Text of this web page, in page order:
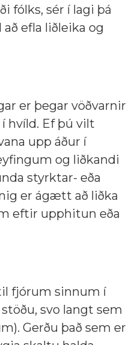
fólks, sér í lagi þá
efla liðleika og
er þegar vöðvarnir
hvíld. Ef þú vilt
upp áður í
og liðkandi
styrktar- eða
er ágætt að liðka
eftir upphitun eða
fjórum sinnum í
svo langt sem
Gerðu það sem er